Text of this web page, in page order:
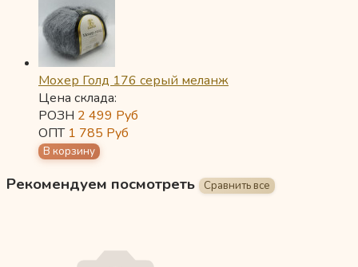
Мохер Голд 176 серый меланж
Цена склада:
РОЗН 2 499 Руб
ОПТ 1 785 Руб
Рекомендуем посмотреть